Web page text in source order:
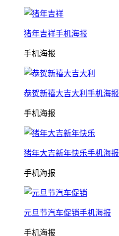
猪年吉祥手机海报
手机海报
恭贺新禧大吉大利手机海报
手机海报
猪年大吉新年快乐手机海报
手机海报
元旦节汽车促销手机海报
手机海报